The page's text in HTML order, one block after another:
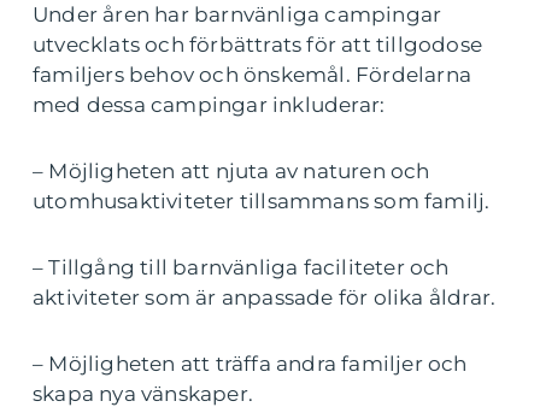
Under åren har barnvänliga campingar
utvecklats och förbättrats för att tillgodose
familjers behov och önskemål. Fördelarna
med dessa campingar inkluderar:
– Möjligheten att njuta av naturen och
utomhusaktiviteter tillsammans som familj.
– Tillgång till barnvänliga faciliteter och
aktiviteter som är anpassade för olika åldrar.
– Möjligheten att träffa andra familjer och
skapa nya vänskaper.